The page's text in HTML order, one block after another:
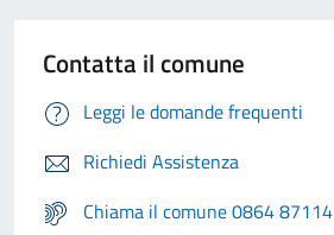
Contatta il comune
Leggi le domande frequenti
Richiedi Assistenza
Chiama il comune 0864 87114